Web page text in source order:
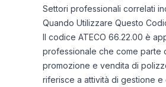
Settori professionali correlati
Quando Utilizzare Questo
Il codice ATECO 66.22.00 è
professionale che come parte
promozione e vendita di
riferisce a attività di gestione